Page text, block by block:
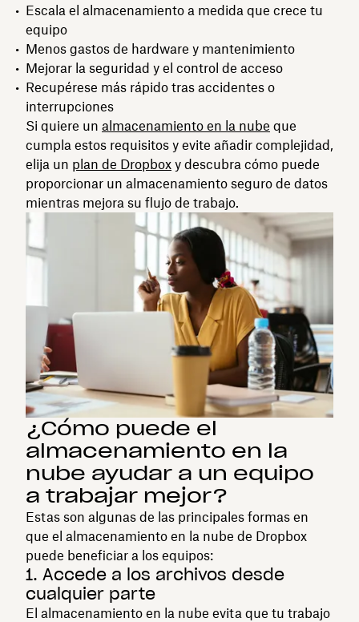
Escala el almacenamiento a medida que crece tu
equipo
Menos gastos de hardware y mantenimiento
Mejorar la seguridad y el control de acceso
Recupérese más rápido tras accidentes o
interrupciones
Si quiere un almacenamiento en la nube que
cumpla estos requisitos y evite añadir complejidad,
elija un plan de Dropbox y descubra cómo puede
proporcionar un almacenamiento seguro de datos
mientras mejora su flujo de trabajo.
¿Cómo puede el
almacenamiento en la
nube ayudar a un equipo
a trabajar mejor?
Estas son algunas de las principales formas en
que el almacenamiento en la nube de Dropbox
puede beneficiar a los equipos:
1. Accede a los archivos desde
cualquier parte
El almacenamiento en la nube evita que tu trabajo